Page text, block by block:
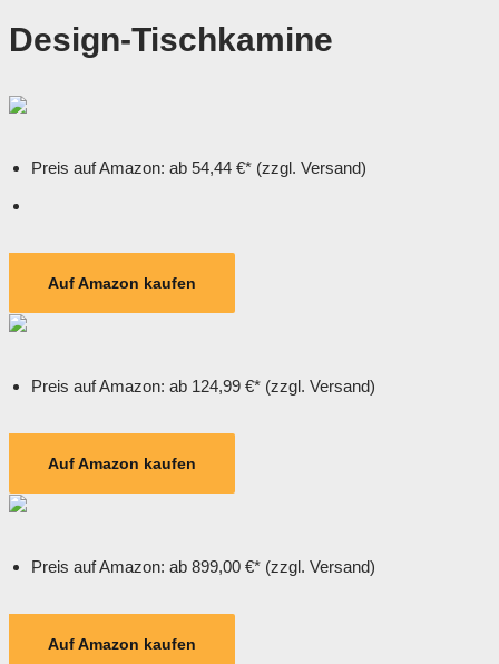
Design-Tischkamine
Preis auf Amazon: ab 54,44 €* (zzgl. Versand)
Auf Amazon kaufen
Preis auf Amazon: ab 124,99 €* (zzgl. Versand)
Auf Amazon kaufen
Preis auf Amazon: ab 899,00 €* (zzgl. Versand)
Auf Amazon kaufen